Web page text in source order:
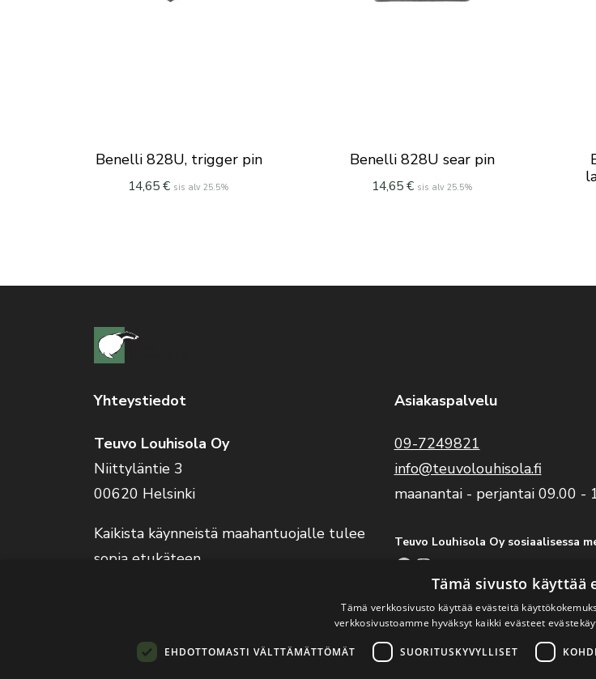
Benelli 828U, trigger pin
14,65€ sis alv 25.5%
Benelli 828U sear pin
14,65€ sis alv 25.5%
Yhteystiedot
Teuvo Louhisola Oy
Niittyläntie 3
00620 Helsinki
Kaikista käynneistä maahantuojalle tulee
sopia etukäteen.
Asiakaspalvelu
09-7249821
info@teuvolouhisola.fi
maanantai - perjantai 09.00 -
Teuvo Louhisola Oy sosiaalisessa
Facebook Instagram
Benelli Suomi sosiaalisessa
Facebook Instagram
Tämä sivusto käyttää
Tämä verkkosivusto käyttää evästeitä
verkkosivustoamme hyväksyt kaikki evästeet
EHDOTTOMASTI VÄLTTÄMÄTTÖMÄT SUORITUSKYVYLLISET